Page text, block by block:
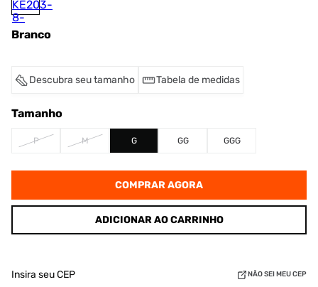
Branco
Descubra seu tamanho Tabela de medidas
Tamanho
P M G GG GGG
COMPRAR AGORA
ADICIONAR AO CARRINHO
Insira seu CEP NÃO SEI MEU CEP